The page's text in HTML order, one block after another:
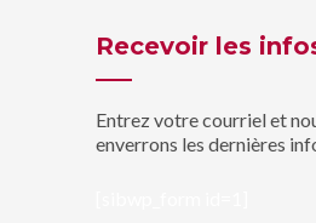
Recevoir les
Entrez votre courriel et
enverrons les dernières